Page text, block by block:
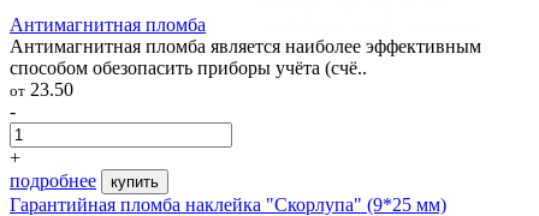
Антимагнитная пломба
Антимагнитная пломба является наиболее эффективным
способом обезопасить приборы учёта (счё..
от 23.50
-
+
подробнее
купить
Гарантийная пломба наклейка "Скорлупа" (9*25 мм)